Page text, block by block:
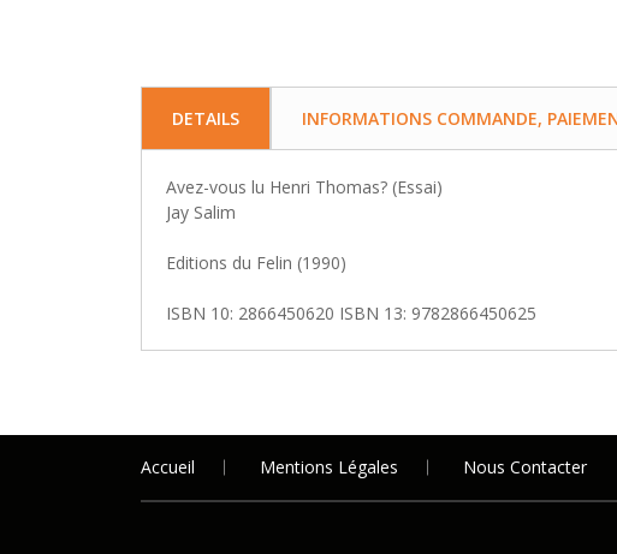
DETAILS INFORMATIONS COMMANDE,
Avez-vous lu Henri Thomas? (Essai)
Jay Salim
Editions du Felin (1990)
ISBN 10: 2866450620 ISBN 13: 9782866450625
Accueil Mentions Légales Nous Contacter